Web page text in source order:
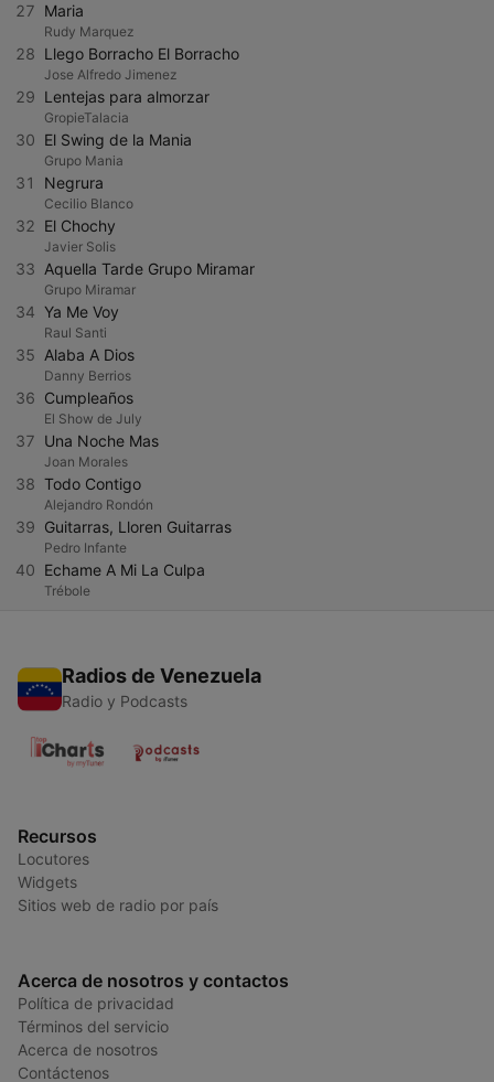
27 Maria
Rudy Marquez
28 Llego Borracho El Borracho
Jose Alfredo Jimenez
29 Lentejas para almorzar
GropieTalacia
30 El Swing de la Mania
Grupo Mania
31 Negrura
Cecilio Blanco
32 El Chochy
Javier Solis
33 Aquella Tarde Grupo Miramar
Grupo Miramar
34 Ya Me Voy
Raul Santi
35 Alaba A Dios
Danny Berrios
36 Cumpleaños
El Show de July
37 Una Noche Mas
Joan Morales
38 Todo Contigo
Alejandro Rondón
39 Guitarras, Lloren Guitarras
Pedro Infante
40 Echame A Mi La Culpa
Trébole
Radios de Venezuela
Radio y Podcasts
Recursos
Locutores
Widgets
Sitios web de radio por país
Acerca de nosotros y contactos
Política de privacidad
Términos del servicio
Acerca de nosotros
Contáctenos